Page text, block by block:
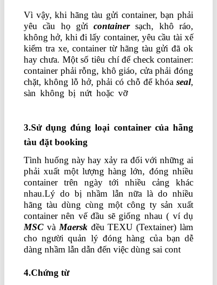
Vì vậy, khi hãng tàu gửi container, bạn phải
yêu cầu họ gửicontainersạch, khô ráo,
không hở, khi đi lấy container, yêu cầu tài xế
kiểm tra xe, container từ hãng tàu gửi đã ok
hay chưa. Một số tiêu chí để check container:
container phải rỗng, khô giáo, cửa phải đóng
chặt, không lỗ hở, phải có chỗ để khóa seal,
sàn không bị nứt hoặc vỡ
3.Sử dụng đúng loại container của hãng
tàu đặt booking
Tình huống này hay xảy ra đối với những ai
phải xuất một lượng hàng lớn, đóng nhiều
container trên ngày tới nhiều cảng khác
nhau.Lý do bị nhầm lẫn nữa là do nhiều
hãng tàu dùng cùng một công ty sản xuất
container nên vế đầu sẽ giống nhau ( ví dụ
MSCvàMaerskđều TEXU (Textainer) làm
cho người quản lý đóng hàng của bạn dễ
dàng nhầm lẫn dẫn đến việc dùng sai cont
4.Chứng từ